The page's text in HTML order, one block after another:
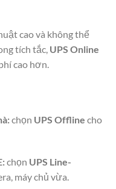
cao và không thể
tích tắc, UPS Online
cao hơn.
chọn UPS Offline cho
chọn UPS Line-
máy chủ vừa.